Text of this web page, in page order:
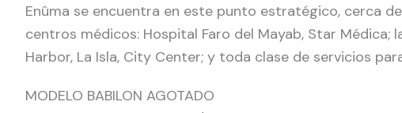
Enûma se encuentra en este punto estratégico, cerca
centros médicos: Hospital Faro del Mayab, Star Médica;
Harbor, La Isla, City Center; y toda clase de servicios
MODELO BABILON AGOTADO